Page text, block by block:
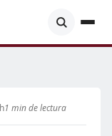
1 min de lectura